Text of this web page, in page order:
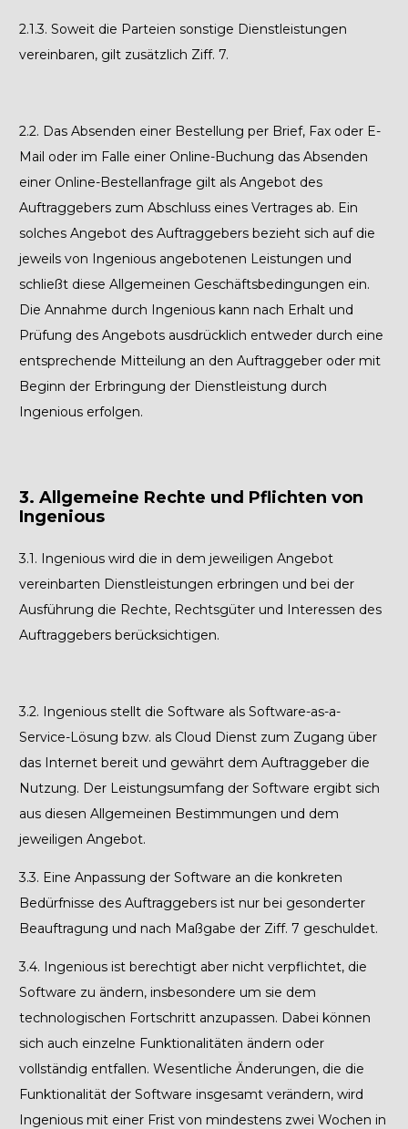
2.1.3. Soweit die Parteien sonstige Dienstleistungen
vereinbaren, gilt zusätzlich Ziff. 7.
2.2. Das Absenden einer Bestellung per Brief, Fax oder E-
Mail oder im Falle einer Online-Buchung das Absenden
einer Online-Bestellanfrage gilt als Angebot des
Auftraggebers zum Abschluss eines Vertrages ab. Ein
solches Angebot des Auftraggebers bezieht sich auf die
jeweils von Ingenious angebotenen Leistungen und
schließt diese Allgemeinen Geschäftsbedingungen ein.
Die Annahme durch Ingenious kann nach Erhalt und
Prüfung des Angebots ausdrücklich entweder durch eine
entsprechende Mitteilung an den Auftraggeber oder mit
Beginn der Erbringung der Dienstleistung durch
Ingenious erfolgen.
3. Allgemeine Rechte und Pflichten von
Ingenious
3.1. Ingenious wird die in dem jeweiligen Angebot
vereinbarten Dienstleistungen erbringen und bei der
Ausführung die Rechte, Rechtsgüter und Interessen des
Auftraggebers berücksichtigen.
3.2. Ingenious stellt die Software als Software-as-a-
Service-Lösung bzw. als Cloud Dienst zum Zugang über
das Internet bereit und gewährt dem Auftraggeber die
Nutzung. Der Leistungsumfang der Software ergibt sich
aus diesen Allgemeinen Bestimmungen und dem
jeweiligen Angebot.
3.3. Eine Anpassung der Software an die konkreten
Bedürfnisse des Auftraggebers ist nur bei gesonderter
Beauftragung und nach Maßgabe der Ziff. 7 geschuldet.
3.4. Ingenious ist berechtigt aber nicht verpflichtet, die
Software zu ändern, insbesondere um sie dem
technologischen Fortschritt anzupassen. Dabei können
sich auch einzelne Funktionalitäten ändern oder
vollständig entfallen. Wesentliche Änderungen, die die
Funktionalität der Software insgesamt verändern, wird
Ingenious mit einer Frist von mindestens zwei Wochen in